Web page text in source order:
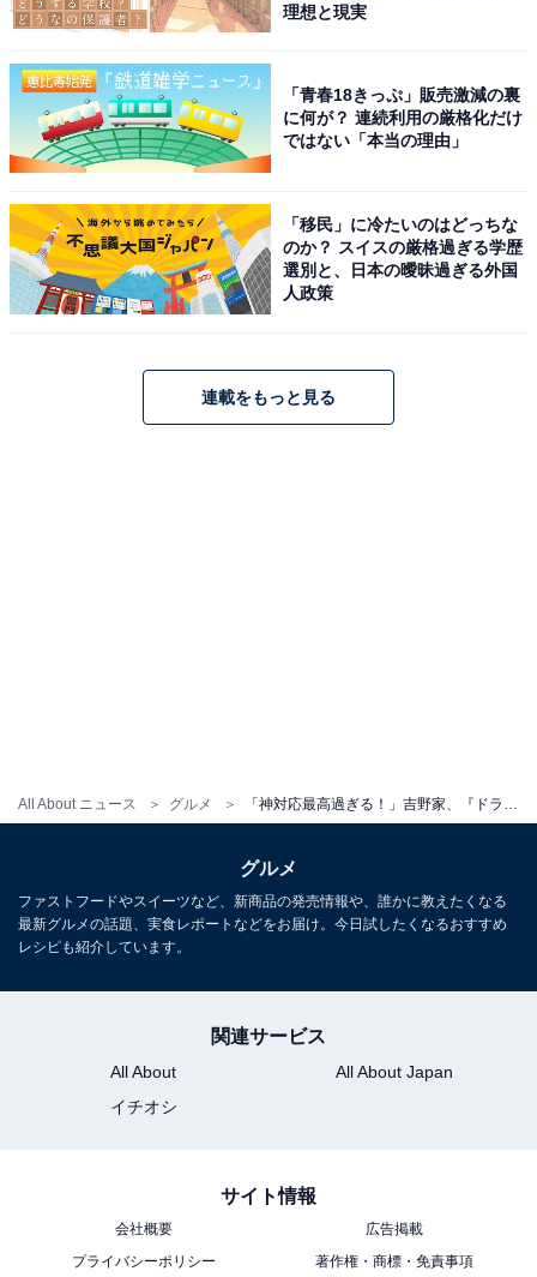
All About ニュース グルメ
理想と現実
「青春18きっぷ」販売激減の裏
に何が？ 連続利用の厳格化だけ
ではない「本当の理由」
「移民」に冷たいのはどっちな
のか？ スイスの厳格過ぎる学歴
選別と、日本の曖昧過ぎる外国
人政策
連載をもっと見る
グルメ
ファストフードやスイーツなど、新商品の発売情報や、誰かに教えたくなる
最新グルメの話題、実食レポートなどをお届け。今日試したくなるおすすめ
レシピも紹介しています。
関連サービス
All About
All About Japan
イチオシ
サイト情報
会社概要
広告掲載
プライバシーポリシー
著作権・商標・免責事項